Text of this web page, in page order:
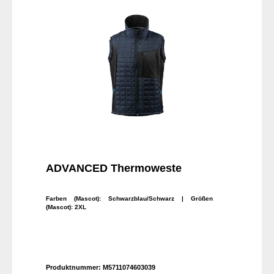
ADVANCED Thermoweste
Farben (Mascot): Schwarzblau/Schwarz | Größen
(Mascot): 2XL
Produktnummer: M5711074603039